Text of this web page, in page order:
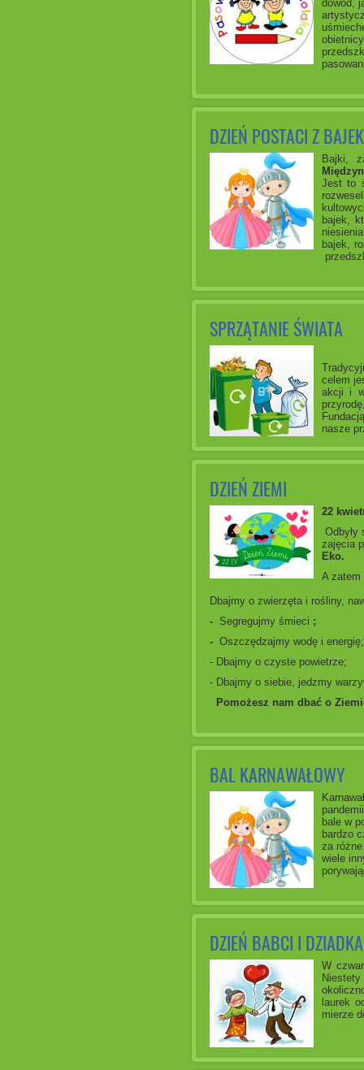
dowód,
DZIEŃ POSTACI Z BAJEK
Bajki,
Jest to
bajek,
bajek,
SPRZĄTANIE ŚWIATA
celem
akcji i
nasze
DZIEŃ ZIEMI
22
zajęcia
Eko.
A zatem
Dbajmy o zwierzęta i rośliny,
- Segregujmy śmieci ;
- Oszczędzajmy wodę i energię;
- Dbajmy o czyste powietrze;
- Dbajmy o siebie, jedzmy
Pomożesz nam dbać o
BAL KARNAWAŁOWY
bale w
bardzo
za
wiele
DZIEŃ BABCI I DZIADKA
W
laurek
mierze